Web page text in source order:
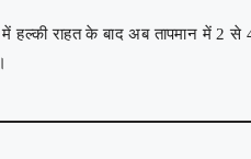
राहत के बाद अब तापमान में 2